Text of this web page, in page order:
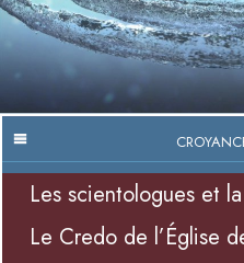
Les scientologues et
Le Credo de l’Église